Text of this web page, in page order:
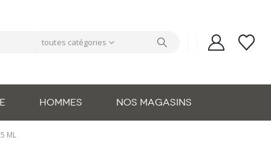
toutes catégories
HOMMES NOS MAGASINS
ML